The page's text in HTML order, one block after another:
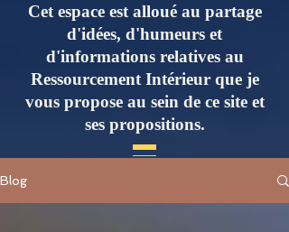
Cet espace est alloué au partage
d'idées, d'humeurs et
d'informations relatives au
Ressourcement Intérieur que je
vous propose au sein de ce site et
ses propositions.
Blog